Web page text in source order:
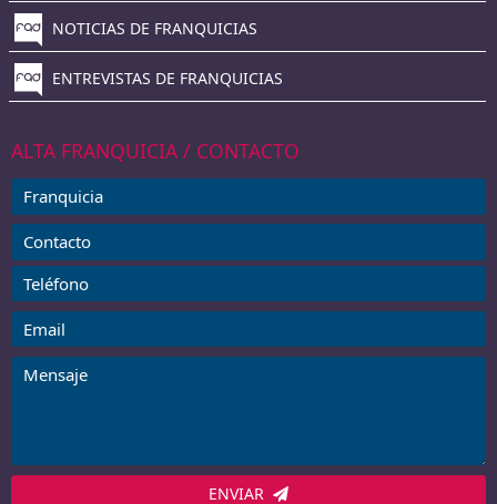
NOTICIAS DE FRANQUICIAS
ENTREVISTAS DE FRANQUICIAS
ALTA FRANQUICIA / CONTACTO
ENVIAR